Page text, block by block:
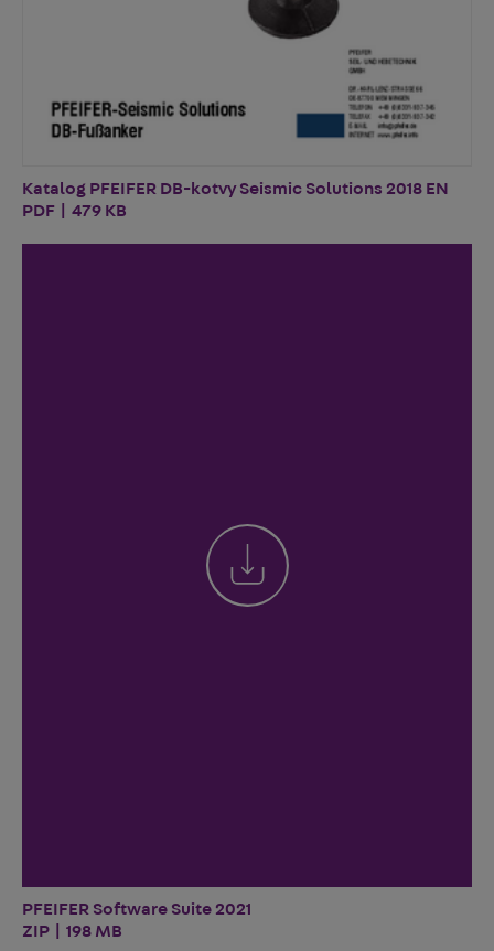
Katalog PFEIFER DB-kotvy Seismic Solutions 2018 EN
PDF | 479 KB
PFEIFER Software Suite 2021
ZIP | 198 MB